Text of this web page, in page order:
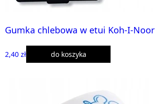
Gumka chlebowa w etui Koh-I-Noor
2,40 zł do koszyka